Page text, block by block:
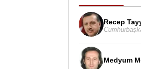
Recep
Medyum